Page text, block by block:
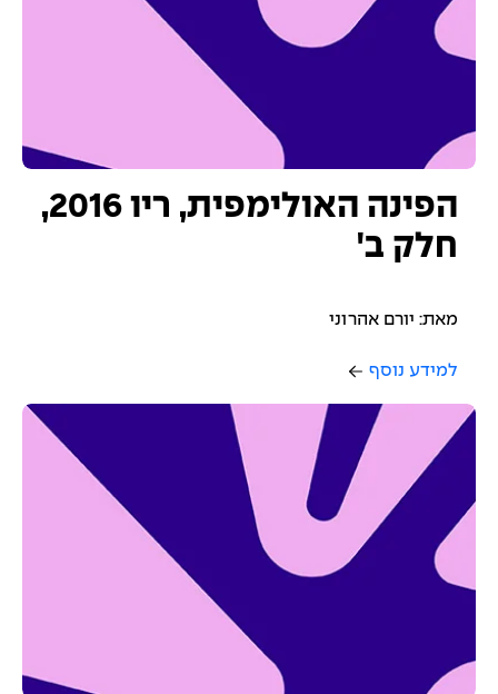
הפינה האולימפית, ריו 2016,
חלק ב'
מאת: יורם אהרוני
למידע נוסף